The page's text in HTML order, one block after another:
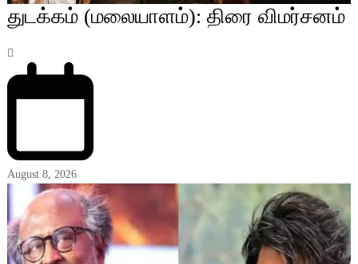
துடக்கம் (மலையாளம்): திரை விமர்சனம்
August 8, 2026